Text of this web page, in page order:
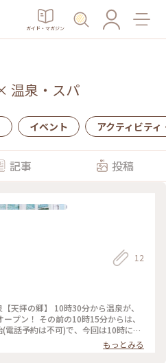
ガイド・マガジン
温泉・スパ
イベント アクティビティ
記事 投稿
12
時30分から温泉が、
プン！ その前の10時15分からは、
電話予約は不可)で、今回は10時に着
セットで2200円。 地元の有機
気で、スモークチキンとベビーリー
もっとみる